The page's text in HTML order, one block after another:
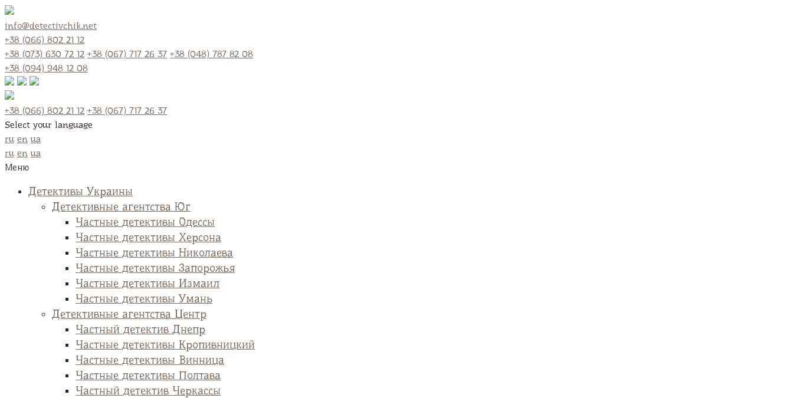
info@detectivchik.net
+38 (066) 802 21 12
+38 (073) 630 72 12 +38 (067) 717 26 37 +38 (048) 787 82 08
+38 (094) 948 12 08
+38 (066) 802 21 12 +38 (067) 717 26 37
Select your language
ru en ua
ru en ua
Меню
Детективы Украины
Детективные агентства Юг
Частные детективы Одессы
Частные детективы Херсона
Частные детективы Николаева
Частные детективы Запорожья
Частные детективы Измаил
Частные детективы Умань
Детективные агентства Центр
Частный детектив Днепр
Частные детективы Кропивницкий
Частные детективы Винница
Частные детективы Полтава
Частный детектив Черкассы